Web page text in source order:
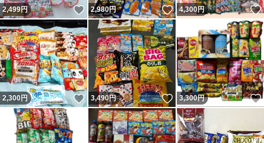
2,499円 いいね！
2,980円 いいね！
4,300円
2,300円 いいね！
3,490円 いいね！
3,300円